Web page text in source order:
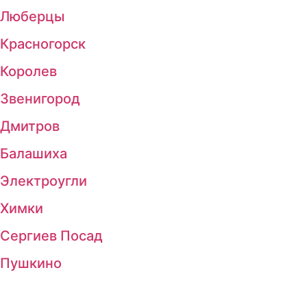
Люберцы
Красногорск
Королев
Звенигород
Дмитров
Балашиха
Электроугли
Химки
Сергиев Посад
Пушкино